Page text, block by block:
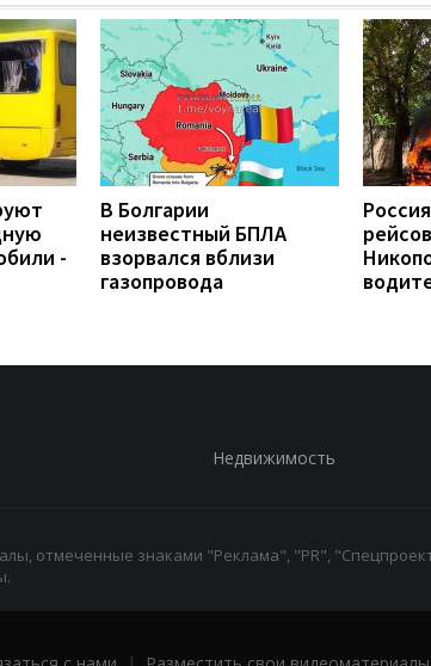
-
В Болгарии
неизвестный БПЛА
взорвался вблизи
газопровода
Недвижимость
отмеченные знаками "Реклама", "PR",